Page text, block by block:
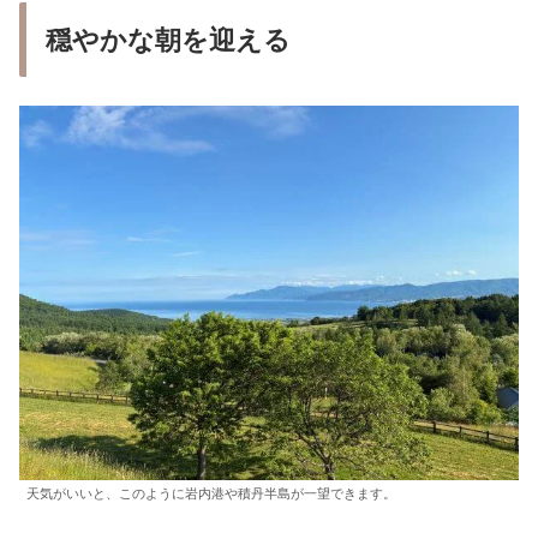
穏やかな朝を迎える
天気がいいと、このように岩内港や積丹半島が一望できます。